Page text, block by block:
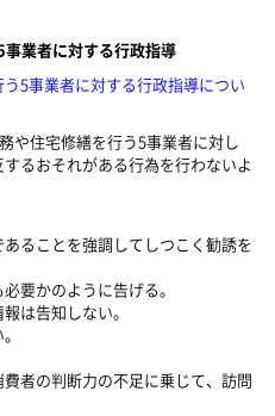
事業者に対する行政指導
う5事業者に対する行政指導につい
や住宅修繕を行う5事業者に対し
るおそれがある行為を行わないよ
ることを強調してしつこく勧誘を
要かのように告げる。
は告知しない。
者の判断力の不足に乗じて、訪問